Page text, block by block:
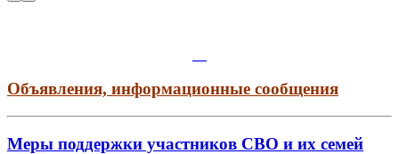
Объявления, информационные сообщения
Меры поддержки участников СВО и их семей